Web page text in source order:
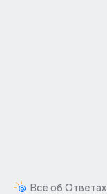
Всё об Ответах